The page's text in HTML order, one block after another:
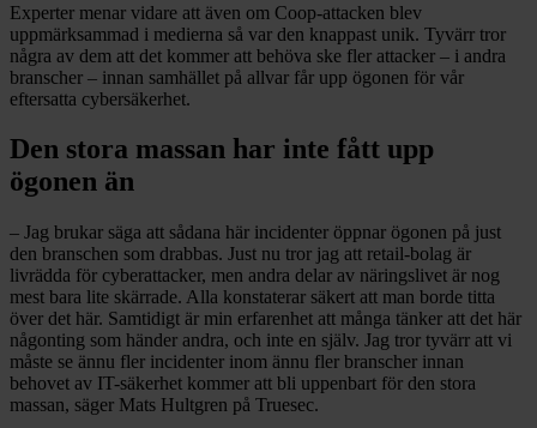
Experter menar vidare att även om Coop-attacken blev
uppmärksammad i medierna så var den knappast unik. Tyvärr tror
några av dem att det kommer att behöva ske fler attacker – i andra
branscher – innan samhället på allvar får upp ögonen för vår
eftersatta cybersäkerhet.
Den stora massan har inte fått upp
ögonen än
– Jag brukar säga att sådana här incidenter öppnar ögonen på just
den branschen som drabbas. Just nu tror jag att retail-bolag är
livrädda för cyberattacker, men andra delar av näringslivet är nog
mest bara lite skärrade. Alla konstaterar säkert att man borde titta
över det här. Samtidigt är min erfarenhet att många tänker att det här
någonting som händer andra, och inte en själv. Jag tror tyvärr att vi
måste se ännu fler incidenter inom ännu fler branscher innan
behovet av IT-säkerhet kommer att bli uppenbart för den stora
massan, säger Mats Hultgren på Truesec.